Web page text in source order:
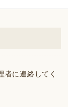
者に連絡してく